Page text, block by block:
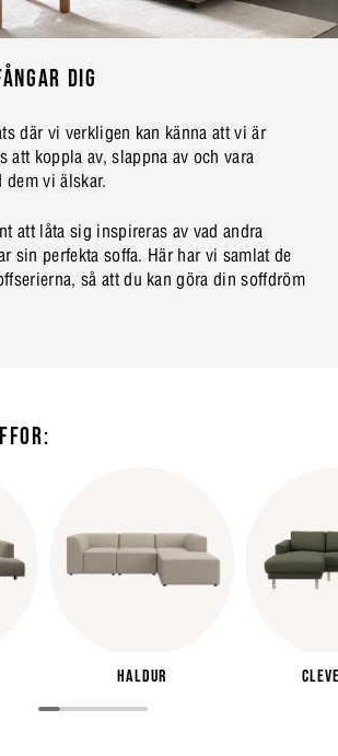
DIG
där vi verkligen kan känna att vi är
att koppla av, slappna av och vara
dem vi älskar.
att låta sig inspireras av vad andra
sin perfekta soffa. Här har vi samlat de
så att du kan göra din soffdröm
Haldur